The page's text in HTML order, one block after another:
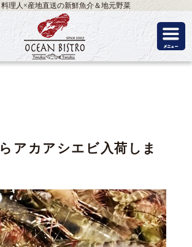
料理人×産地直送の新鮮魚介＆地元野菜
アカアシエビ入荷しま